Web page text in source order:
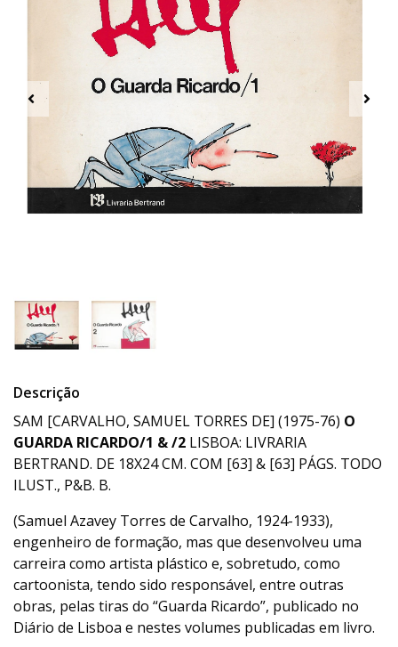
Descrição
SAM [CARVALHO, SAMUEL TORRES DE] (1975-76) O
GUARDA RICARDO/1 & /2 LISBOA: LIVRARIA
BERTRAND. DE 18X24 CM. COM [63] & [63] PÁGS. TODO
ILUST., P&B. B.
(Samuel Azavey Torres de Carvalho, 1924-1933),
engenheiro de formação, mas que desenvolveu uma
carreira como artista plástico e, sobretudo, como
cartoonista, tendo sido responsável, entre outras
obras, pelas tiras do “Guarda Ricardo”, publicado no
Diário de Lisboa e nestes volumes publicadas em livro.